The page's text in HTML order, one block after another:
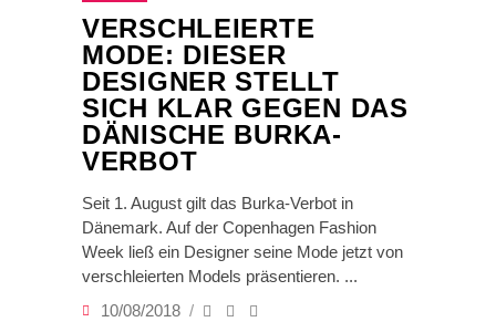
VERSCHLEIERTE
MODE: DIESER
DESIGNER STELLT
SICH KLAR GEGEN DAS
DÄNISCHE BURKA-
VERBOT
Seit 1. August gilt das Burka-Verbot in
Dänemark. Auf der Copenhagen Fashion
Week ließ ein Designer seine Mode jetzt von
verschleierten Models präsentieren.
10/08/2018